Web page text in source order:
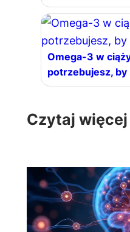
Omega-3 w
potrzebujesz,
Czytaj więcej